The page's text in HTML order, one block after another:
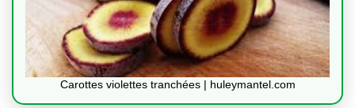
Carottes violettes tranchées | huleymantel.com